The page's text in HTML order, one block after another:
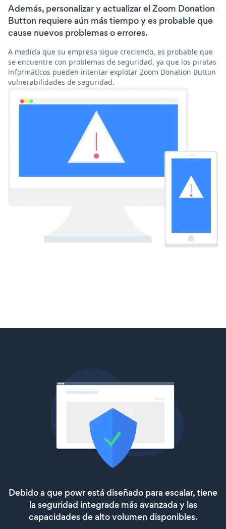
Además, personalizar y actualizar el Zoom Donation
Button requiere aún más tiempo y es probable que
cause nuevos problemas o errores.
A medida que su empresa sigue creciendo, es probable que
se encuentre con problemas de seguridad, ya que los piratas
informáticos pueden intentar explotar Zoom Donation Button
vulnerabilidades de seguridad.
Debido a que powr está diseñado para escalar, tiene
la seguridad integrada más avanzada y las
capacidades de alto volumen disponibles.